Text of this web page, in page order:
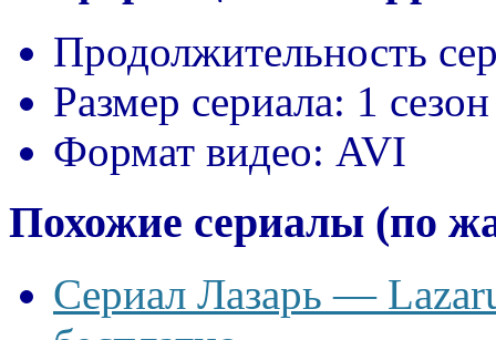
Продолжительность
Размер сериала: 1
Формат видео: AVI
Похожие сериалы (по
Сериал Лазарь —